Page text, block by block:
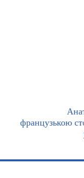
французькою